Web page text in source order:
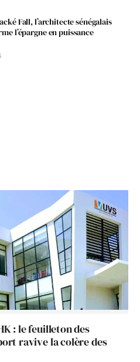
Fall, l’architecte sénégalais
l’épargne en puissance
: le feuilleton des
ravive la colère des